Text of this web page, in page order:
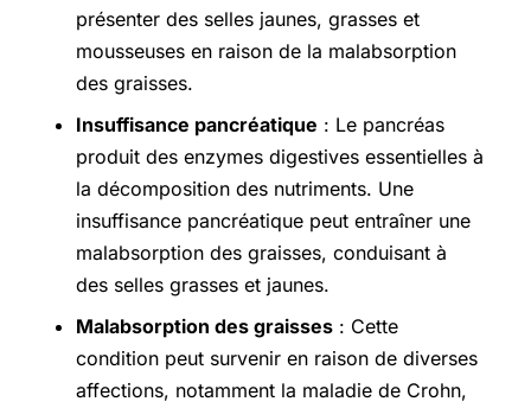
présenter des selles jaunes, grasses et
mousseuses en raison de la malabsorption
des graisses.
Insuffisance pancréatique : Le pancréas
produit des enzymes digestives essentielles à
la décomposition des nutriments. Une
insuffisance pancréatique peut entraîner une
malabsorption des graisses, conduisant à
des selles grasses et jaunes.
Malabsorption des graisses : Cette
condition peut survenir en raison de diverses
affections, notamment la maladie de Crohn,